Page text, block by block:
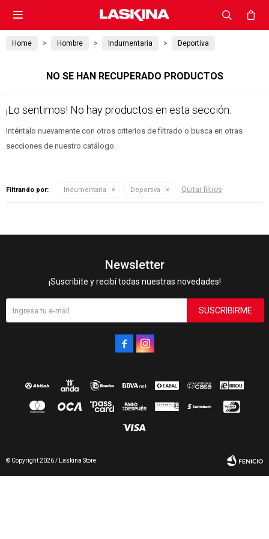

Home Hombre Indumentaria Deportiva
NO SE HAN RECUPERADO PRODUCTOS
¡Lo sentimos! No hay productos en esta sección.
Inténtalo nuevamente con otros criterios de filtrado o busca en otras
secciones de nuestro catálogo.
Filtrando por: Indumentaria Deportiva Quitar filtros
Newsletter
¡Suscribite y recibí todas nuestras novedades!
SUSCRIBIRME
 
© Copyright 2026 / Laskina Store